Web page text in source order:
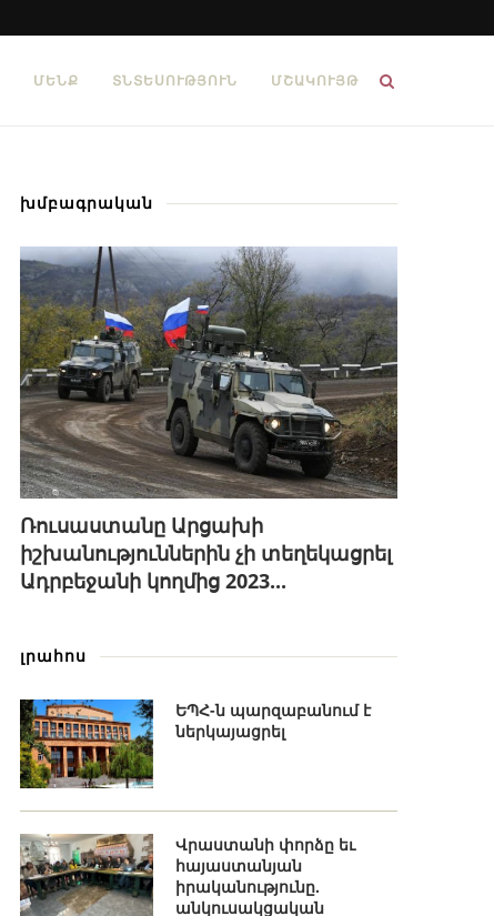
ՄԵՆՔ ՏՆՏԵՍՈՒԹՅՈՒՆ ՄՇԱԿՈՒՅԹ
խմբագրական
Ռուսաստանը Արցախի
իշխանություններին չի տեղեկացրել
Ադրբեջանի կողմից 2023...
լրահոս
ԵՊՀ-ն պարզաբանում է
ներկայացրել
Վրաստանի փորձը եւ
հայաստանյան
իրականությունը.
անկուսակցական